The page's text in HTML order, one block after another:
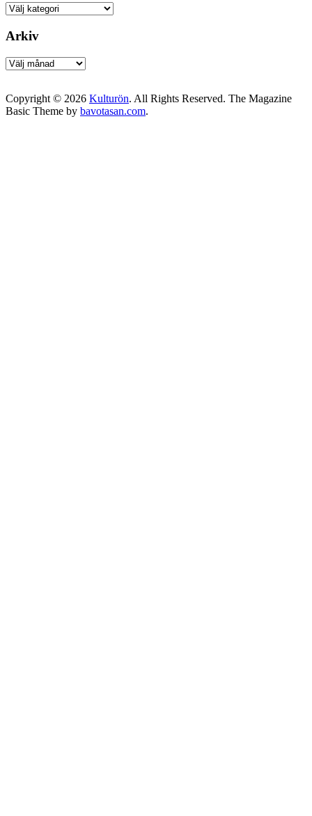
Kategorier
Arkiv
Arkiv
Copyright © 2026 Kulturön. All Rights Reserved. The Magazine
Basic Theme by bavotasan.com.